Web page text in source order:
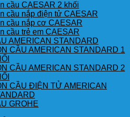
giỏ hàng.
cầu CAESAR 2 khối
cầu nắp điện tử CAESAR
cầu nắp cơ CAESAR
cầu trẻ em CAESAR
AMERICAN STANDARD
CẦU AMERICAN STANDARD 1
CẦU AMERICAN STANDARD 2
CẦU ĐIỆN TỬ AMERICAN
GROHE